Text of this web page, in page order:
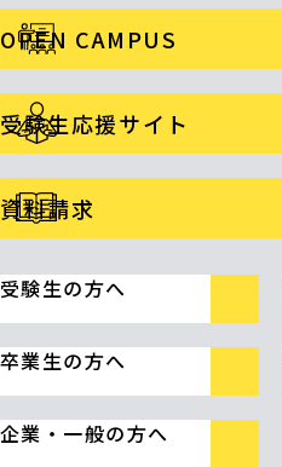
OPEN CAMPUS
受験生応援サイト
資料請求
受験生の方へ
卒業生の方へ
企業・一般の方へ